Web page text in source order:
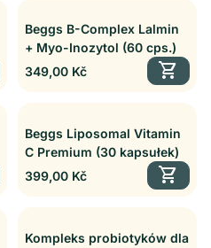
Beggs B-Complex Lalmin
+ Myo-Inozytol (60 cps.)
Cena regularna
349,00 Kč shopping_cart
Beggs Liposomal Vitamin
C Premium (30 kapsułek)
Cena regularna
399,00 Kč shopping_cart
Kompleks probiotyków dla